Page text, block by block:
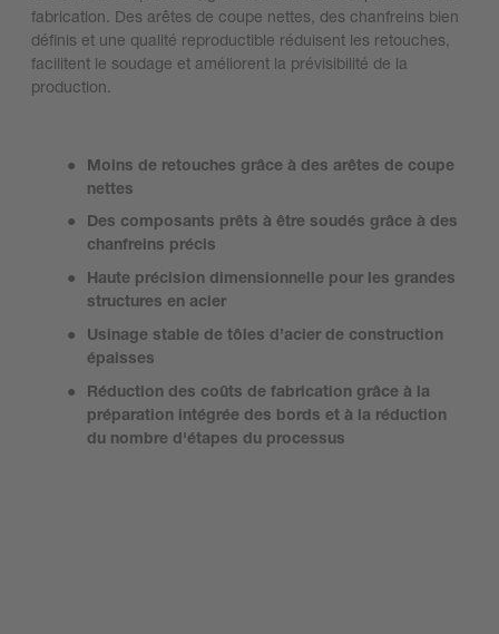
fabrication. Des arêtes de coupe nettes, des chanfreins bien
définis et une qualité reproductible réduisent les retouches,
facilitent le soudage et améliorent la prévisibilité de la
production.
Moins de retouches grâce à des arêtes de coupe
nettes
Des composants prêts à être soudés grâce à des
chanfreins précis
Haute précision dimensionnelle pour les grandes
structures en acier
Usinage stable de tôles d’acier de construction
épaisses
Réduction des coûts de fabrication grâce à la
préparation intégrée des bords et à la réduction
du nombre d'étapes du processus